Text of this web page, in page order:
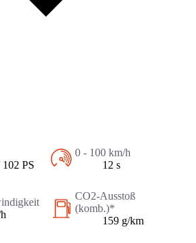
PS
0 - 100 km/h
12 s
CO2-Ausstoß
(komb.)*
159 g/km